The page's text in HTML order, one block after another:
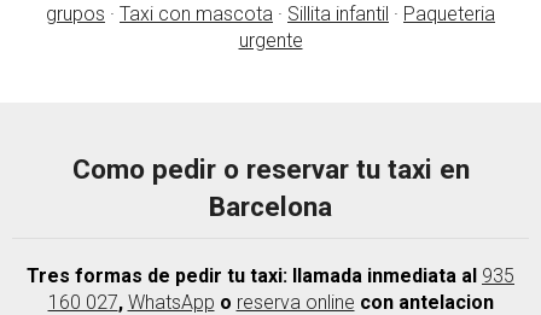
grupos · Taxi con mascota · Sillita infantil · Paqueteria
urgente
Como pedir o reservar tu taxi en
Barcelona
Tres formas de pedir tu taxi: llamada inmediata al 935
160 027, WhatsApp o reserva online con antelacion